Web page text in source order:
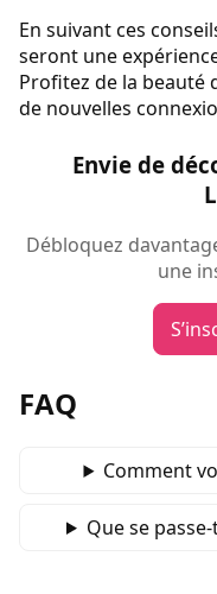
En suivant ces
seront une
Profitez de la beauté
de nouvelles
Envie de
Débloquez
une
FAQ
Comment
Que se